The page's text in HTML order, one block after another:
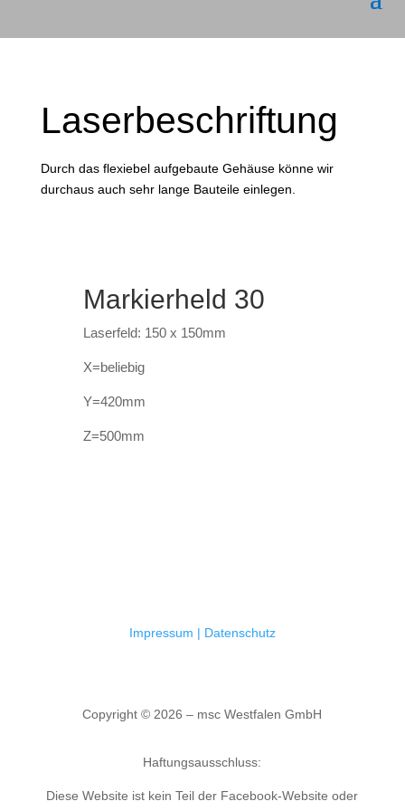
Laserbeschriftung
Durch das flexiebel aufgebaute Gehäuse könne wir
durchaus auch sehr lange Bauteile einlegen.
Markierheld 30
Laserfeld: 150 x 150mm
X=beliebig
Y=420mm
Z=500mm
Impressum | Datenschutz
Copyright © 2026 – msc Westfalen GmbH
Haftungsausschluss:
Diese Website ist kein Teil der Facebook-Website oder